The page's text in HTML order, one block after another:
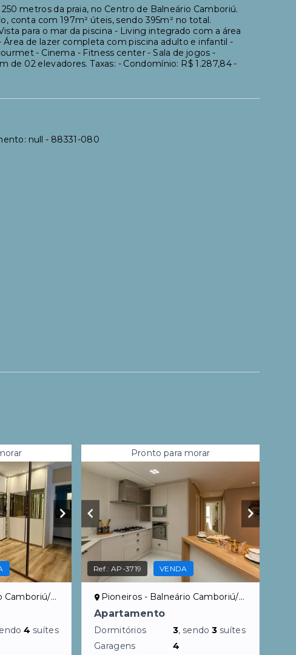
metros da praia, no Centro de Balneário Camboriú.
conta com 197m² úteis, sendo 395m² no total.
para o mar da piscina - Living integrado com a área
de lazer completa com piscina adulto e infantil -
- Cinema - Fitness center - Sala de jogos -
de 02 elevadores. Taxas: - Condomínio: R$ 1.287,84 -
null - 88331-080
SC
4 suítes
Pronto para morar
Ref.:AP-3719 VENDA
Pioneiros - Balneário Camboriú/SC
Apartamento
Dormitórios 3, sendo3 suítes
Garagens
4